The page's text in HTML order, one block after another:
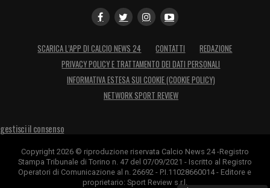
SCARICA L’APP DI CALCIO NEWS 24 CONTATTI
REDAZIONE
PRIVACY POLICY E TRATTAMENTO DEI DATI PERSONALI
INFORMATIVA ESTESA SUI COOKIE (COOKIE POLICY)
NETWORK SPORT REVIEW
gestisci il consenso
Copyright 2026 © riproduzione riservata Calcio News 24 -Registro
Stampa Tribunale di Torino n. 47 del 07/09/2021 - Iscritto al Registro
Operatori di Comunicazione al n. 26692 - P.I.11028660014 - Editore e
proprietario: Sport Review s.r.l.